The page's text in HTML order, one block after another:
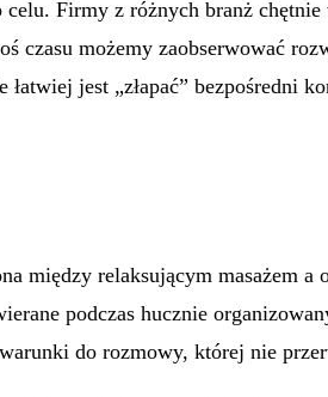
Firmy z różnych branż
czasu możemy zaobserwować
jest „złapać” bezpośredni
między relaksującym masażem a
podczas hucznie
do rozmowy, której nie